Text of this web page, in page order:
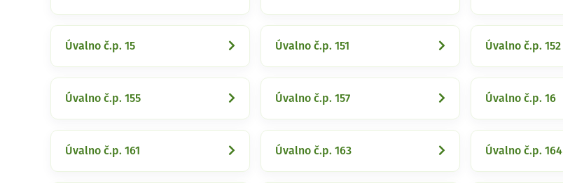
Úvalno č.p. 15 Úvalno č.p. 151 Úvalno č.p. 152
Úvalno č.p. 155 Úvalno č.p. 157 Úvalno č.p. 16
Úvalno č.p. 161 Úvalno č.p. 163 Úvalno č.p. 164